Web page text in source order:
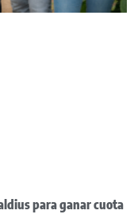
para ganar cuota